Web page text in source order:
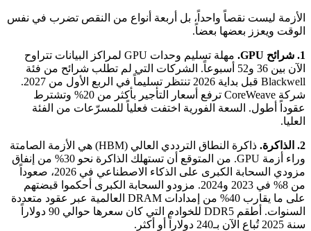
الأزمة ليست نقصاً واحداً، بل أربعة أنواع من النقص تضرب في نفس
الوقت ويعزز بعضها بعضاً.
مهلة تسليم وحدات GPU لمراكز البيانات تتراوح
الآن بين 36 و52 أسبوعاً. الشركات التي لم تطلب شرائح من فئة
Blackwell قبل بداية 2026 تنتظر تسليماً في الربع الأول من 2027.
شركة CoreWeave ترفع أسعار التأجير بأكثر من 20% وتشترط
عقوداً أطول. السعة الفورية اختفت فعلياً للمسرّعات من الفئة
العليا.
ذاكرة النطاق الترددي العالي (HBM) هي الأزمة الصامتة
وراء أزمة GPU. من المتوقع أن تستهلك الذاكرة نحو 30% من إنفاق
مزودي السحابة الكبرى على الذكاء الاصطناعي في 2026، صعوداً
من 8% في 2023 و2024. مزودو السحابة الكبرى أحكموا قبضتهم
على ما يقارب 40% من إمدادات DRAM العالمية عبر عقود متعددة
السنوات. أطقم DDR5 للخوادم التي كان سعرها حوالي 90 دولاراً
سنة 2025 تُباع الآن بـ240 دولاراً أو أكثر.